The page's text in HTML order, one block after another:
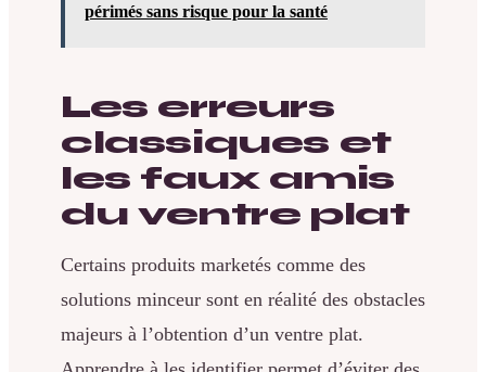
périmés sans risque pour la santé
Les erreurs
classiques et
les faux amis
du ventre plat
Certains produits marketés comme des
solutions minceur sont en réalité des obstacles
majeurs à l’obtention d’un ventre plat.